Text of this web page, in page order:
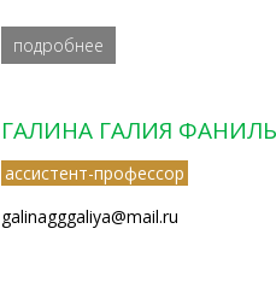
подробнее
ГАЛИНА ГАЛИЯ
ассистент-профессор
galinagggaliya@mail.ru